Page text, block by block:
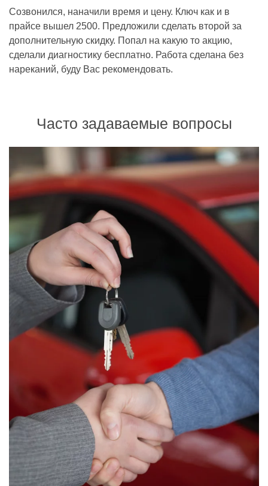
Созвонился, наначили время и цену. Ключ как и в
прайсе вышел 2500. Предложили сделать второй за
дополнительную скидку. Попал на какую то акцию,
сделали диагностику бесплатно. Работа сделана без
нареканий, буду Вас рекомендовать.
Часто задаваемые вопросы